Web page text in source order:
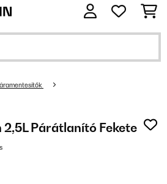
Párátlanító Fekete